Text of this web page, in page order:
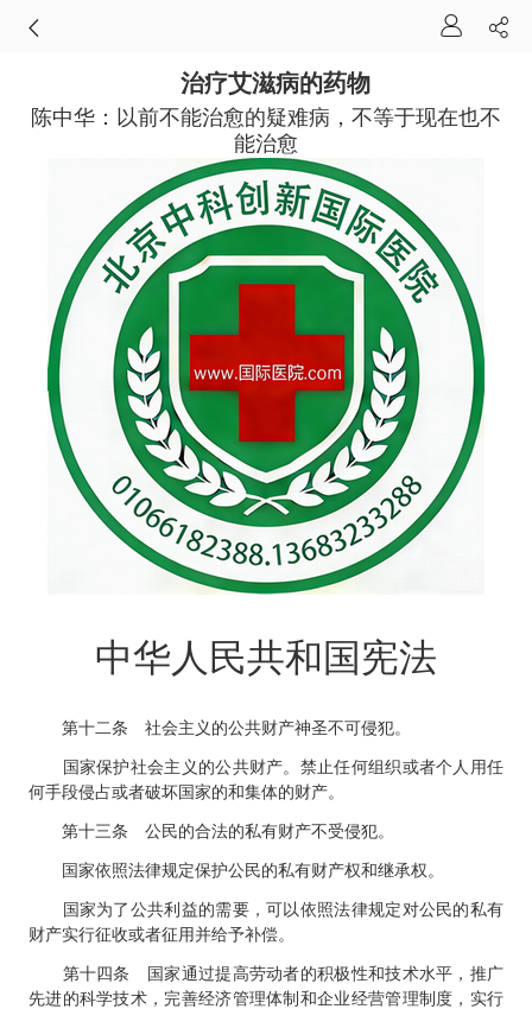
治疗艾滋病的药物
陈中华：以前不能治愈的疑难病，不等于现在也不
能治愈
中华人民共和国宪法
第十二条 社会主义的公共财产神圣不可侵犯。
国家保护社会主义的公共财产。禁止任何组织或者个人用任
何手段侵占或者破坏国家的和集体的财产。
第十三条 公民的合法的私有财产不受侵犯。
国家依照法律规定保护公民的私有财产权和继承权。
国家为了公共利益的需要，可以依照法律规定对公民的私有
财产实行征收或者征用并给予补偿。
第十四条
国家通过提高劳动者的积极性和技术水平，推广
先进的科学技术，完善经济管理体制和企业经营管理制度，实行